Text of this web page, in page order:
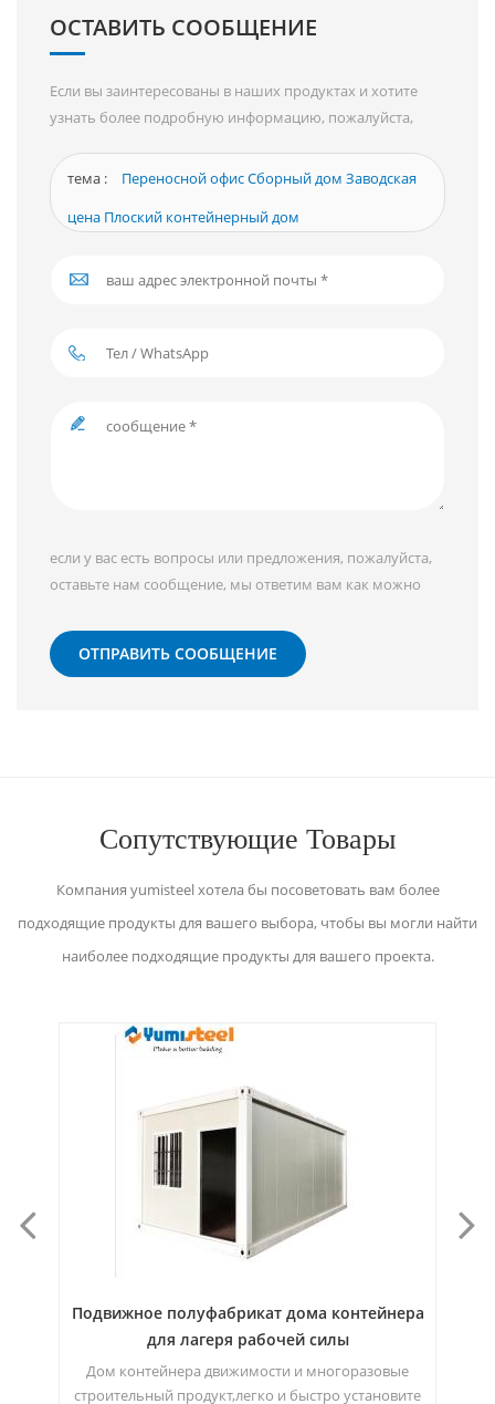
ОСТАВИТЬ СООБЩЕНИЕ
Если вы заинтересованы в наших продуктах и ​​хотите
узнать более подробную информацию, пожалуйста,
сможем.
тема :
Переносной офис Сборный дом Заводская
цена Плоский контейнерный дом
если у вас есть вопросы или предложения, пожалуйста,
оставьте нам сообщение, мы ответим вам как можно
ОТПРАВИТЬ СООБЩЕНИЕ
Сопутствующие Товары
Компания yumisteel хотела бы посоветовать вам более
подходящие продукты для вашего выбора, чтобы вы могли найти
наиболее подходящие продукты для вашего проекта.
10-футовый упакованный контейнер для
хранения / каюты
Этот 10-футовый контейнерный дом полезен в
качестве офиса, сторожки, кассира, складского